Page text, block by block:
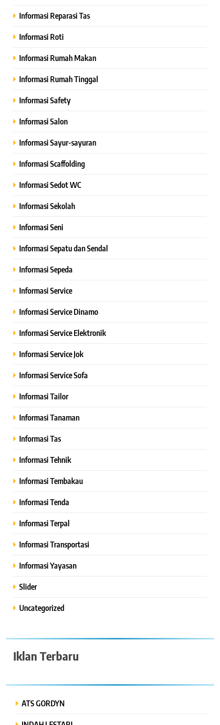
Informasi Reparasi Tas
Informasi Roti
Informasi Rumah Makan
Informasi Rumah Tinggal
Informasi Safety
Informasi Salon
Informasi Sayur-sayuran
Informasi Scaffolding
Informasi Sedot WC
Informasi Sekolah
Informasi Seni
Informasi Sepatu dan Sendal
Informasi Sepeda
Informasi Service
Informasi Service Dinamo
Informasi Service Elektronik
Informasi Service Jok
Informasi Service Sofa
Informasi Tailor
Informasi Tanaman
Informasi Tas
Informasi Tehnik
Informasi Tembakau
Informasi Tenda
Informasi Terpal
Informasi Transportasi
Informasi Yayasan
Slider
Uncategorized
Iklan Terbaru
ATS GORDYN